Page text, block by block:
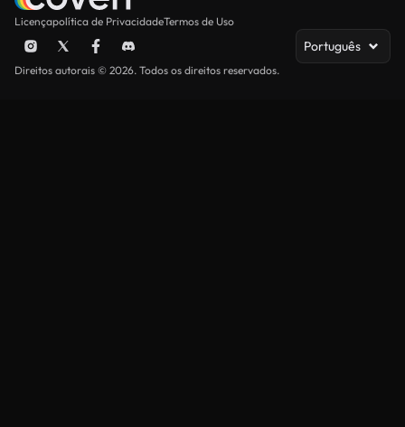
Licençapolítica de PrivacidadeTermos de Uso
Português
Direitos autorais © 2026. Todos os direitos reservados.